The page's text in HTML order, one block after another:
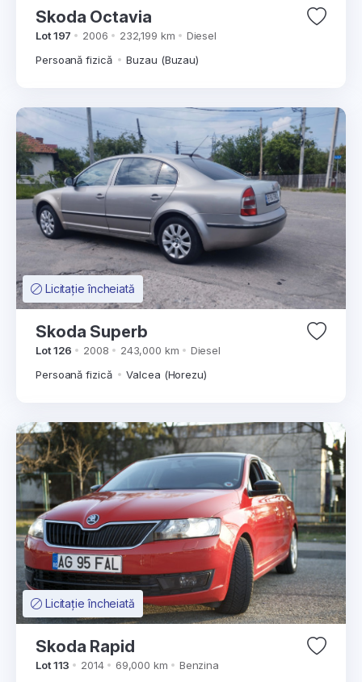
Skoda Octavia
Lot 197 2006 232,199 km
Diesel
Persoană fizică
Buzau (Buzau)
Licitație încheiată
Skoda Superb
Lot 126 2008 243,000 km
Diesel
Persoană fizică
Valcea (Horezu)
Licitație încheiată
Skoda Rapid
Lot 113 2014 69,000 km
Benzina